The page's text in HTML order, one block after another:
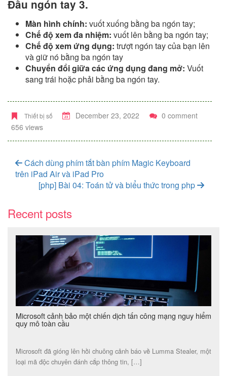
Đầu ngón tay 3.
Màn hình chính: vuốt xuống bằng ba ngón tay;
Chế độ xem đa nhiệm: vuốt lên bằng ba ngón tay;
Chế độ xem ứng dụng: trượt ngón tay của bạn lên
và giữ nó bằng ba ngón tay
Chuyển đổi giữa các ứng dụng đang mở: Vuốt
sang trái hoặc phải bằng ba ngón tay.
Thiết bị số December 23, 2022
0 comment
656 views
Cách dùng phím tắt bàn phím Magic Keyboard
trên iPad Air và iPad Pro
[php] Bài 04: Toán tử và biểu thức trong php
Recent posts
Microsoft cảnh bảo một chiến dịch tấn công mạng nguy hiểm
quy mô toàn cầu
Microsoft đã gióng lên hồi chuông cảnh báo về Lumma Stealer, một
loại mã độc chuyên đánh cắp thông tin, […]